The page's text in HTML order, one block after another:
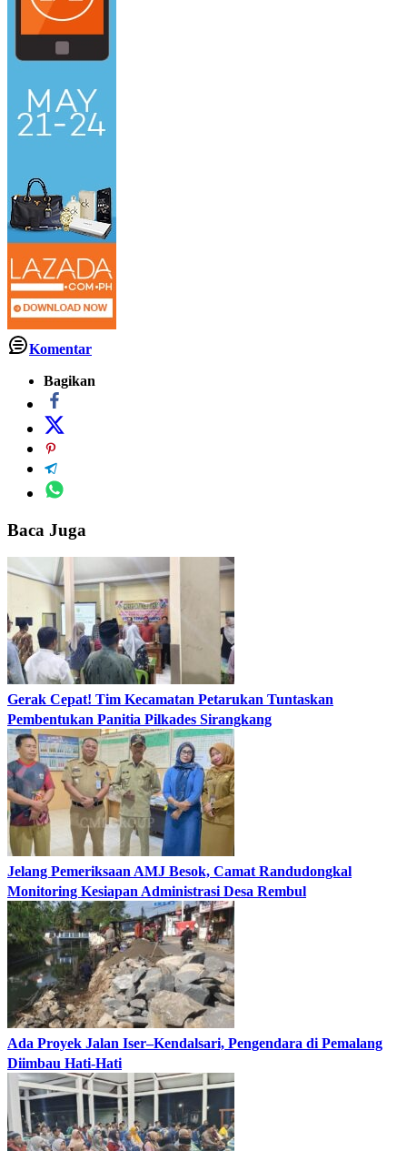
Komentar
Bagikan
Baca Juga
Gerak Cepat! Tim Kecamatan Petarukan Tuntaskan
Pembentukan Panitia Pilkades Sirangkang
Jelang Pemeriksaan AMJ Besok, Camat Randudongkal
Monitoring Kesiapan Administrasi Desa Rembul
Ada Proyek Jalan Iser–Kendalsari, Pengendara di Pemalang
Diimbau Hati-Hati